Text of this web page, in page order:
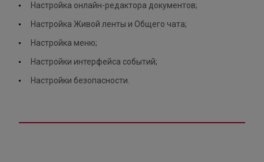
Настройка онлайн-редактора документов;
Настройка Живой ленты и Общего чата;
Настройка меню;
Настройки интерфейса событий;
Настройки безопасности.